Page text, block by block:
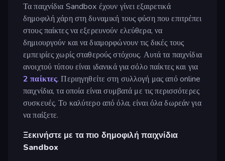
Τα παιχνίδια Sandbox έχουν γίνει εξαιρετικά
δημοφιλή χάρη στη δυναμική τους φύση που επιτρέπει
στους παίκτες να εξερευνούν ελεύθερα, να
δημιουργούν και να διαμορφώνουν τις δικές τους
εμπειρίες χωρίς σταθερούς στόχους. Αυτά τα παιχνίδια
ανοιχτού τύπου είναι ιδανικά για σόλο παίκτες και για
2 παίκτες. Περιηγηθείτε στη συλλογή μας από online
παιχνίδια, τα οποία είναι συμβατά με τις περισσότερες
συσκευές. Το καλύτερο από όλα, είναι όλα δωρεάν για
να παίξετε.
Ξεκινήστε με τα πιο δημοφιλή παιχνίδια
Sandbox